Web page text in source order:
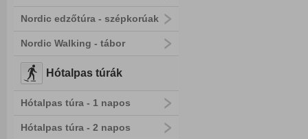
Nordic edzőtúra - szépkorúak
Nordic Walking - tábor
Hótalpas túrák
Hótalpas túra - 1 napos
Hótalpas túra - 2 napos